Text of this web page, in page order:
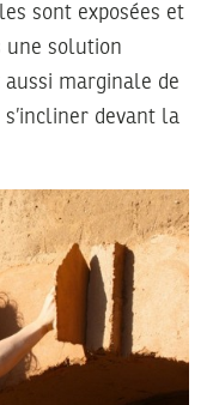
sont exposées et
une solution
marginale de
devant la